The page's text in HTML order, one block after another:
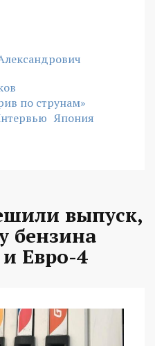
по струнам»
Япония
выпуск,
бензина
Евро-4